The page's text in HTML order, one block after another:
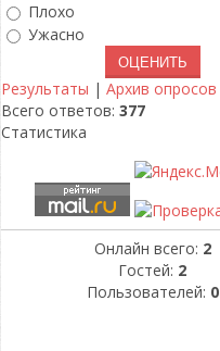
Плохо
Ужасно
Результаты | Архив опросов
Всего ответов: 377
Статистика
Онлайн всего: 2
Гостей: 2
Пользователей: 0